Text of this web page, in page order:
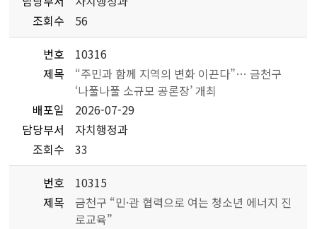
조회수
56
번호
10316
제목
“주민과 함께 지역의 변화 이끈다”… 금천구
‘나풀나풀 소규모 공론장’ 개최
배포일
2026-07-29
담당부서
자치행정과
조회수
33
번호
10315
제목
금천구 “민·관 협력으로 여는 청소년 에너지 진
로교육”